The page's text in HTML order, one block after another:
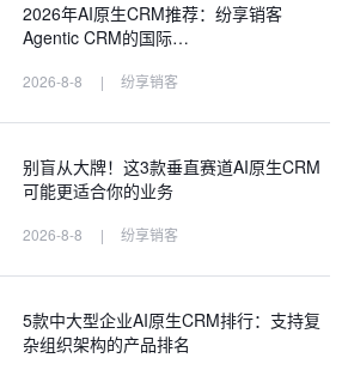
2026年AI原生CRM推荐：纷享销客
Agentic CRM的国际…
2026-8-8 | 纷享销客
别盲从大牌！这3款垂直赛道AI原生CRM
可能更适合你的业务
2026-8-8 | 纷享销客
5款中大型企业AI原生CRM排行：支持复
杂组织架构的产品排名